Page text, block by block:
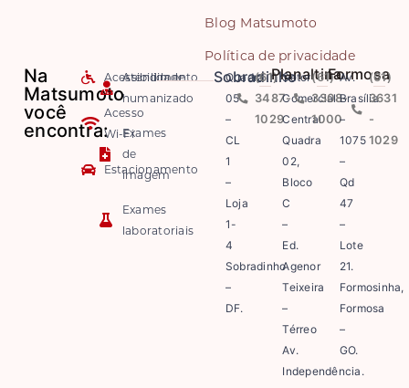
Blog Matsumoto
Política de privacidade
Na
Matsumoto
você
encontra:
Acessibilidade
Acesso
Wi-Fi
Estacionamento
Atendimento
humanizado
Exames
de
imagem
Exames
laboratoriais
Sobradinho
Quadra
05
–
CL
1
–
Loja
1-
4
Sobradinho
–
DF.
(61)
3487-
1029
Planaltina
Setor
Comercial
Central
Quadra
02,
Bloco
C
–
Ed.
Agenor
Teixeira
–
Térreo
Av.
Independência.
(61)
3308-
1000
Formosa
Av.
Brasília
–
1075
–
Qd
47
–
Lote
21.
Formosinha,
Formosa
–
GO.
(61)
3631
-
1029